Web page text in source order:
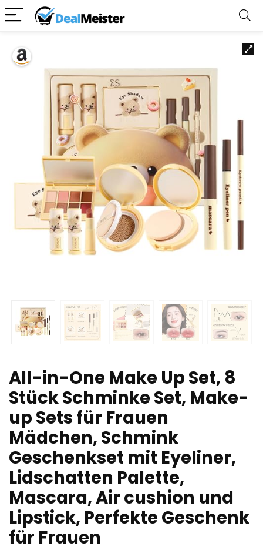
All-in-One Make Up Set, 8
Stück Schminke Set, Make-
up Sets für Frauen
Mädchen, Schmink
Geschenkset mit Eyeliner,
Lidschatten Palette,
Mascara, Air cushion und
Lipstick, Perfekte Geschenk
für Frauen